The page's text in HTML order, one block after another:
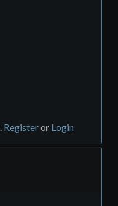
Registeror Login